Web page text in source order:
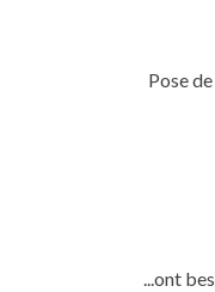
Pose
...ont